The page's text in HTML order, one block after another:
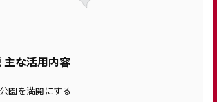
主な活用内容
園を満開にする